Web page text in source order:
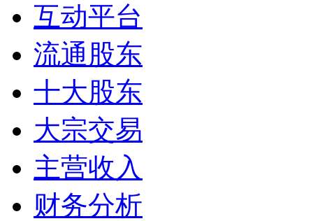
互动平台
流通股东
十大股东
大宗交易
主营收入
财务分析